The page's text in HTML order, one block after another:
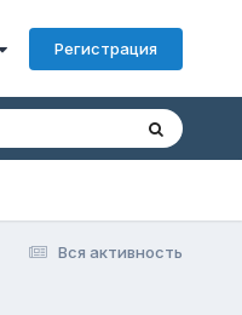
Регистрация
Вся активность